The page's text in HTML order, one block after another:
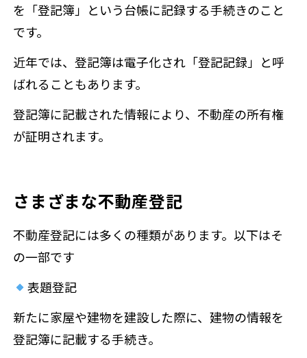
を「登記簿」という台帳に記録する手続きのこと
です。
近年では、登記簿は電子化され「登記記録」と呼
ばれることもあります。
登記簿に記載された情報により、不動産の所有権
が証明されます。
さまざまな不動産登記
不動産登記には多くの種類があります。以下はそ
の一部です
表題登記
新たに家屋や建物を建設した際に、建物の情報を
登記簿に記載する手続き。